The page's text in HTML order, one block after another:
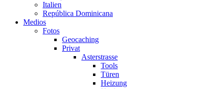
Italien
República Dominicana
Medios
Fotos
Geocaching
Privat
Asterstrasse
Tools
Türen
Heizung